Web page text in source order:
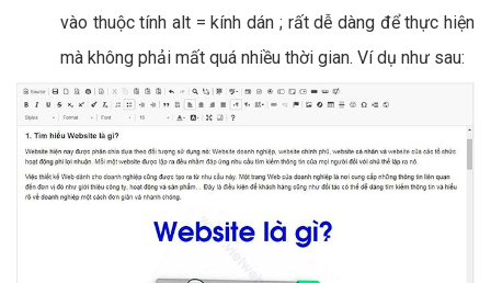
vào thuộc tính alt = kính dán ; rất dễ dàng để thực hiện
mà không phải mất quá nhiều thời gian. Ví dụ như sau: